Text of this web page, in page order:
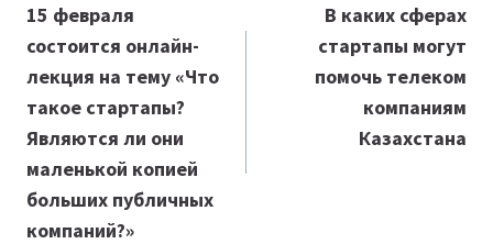
по
записям
15 февраля
состоится онлайн-
лекция на тему «Что
такое стартапы?
Являются ли они
маленькой копией
больших публичных
компаний?»
В каких сферах
стартапы могут
помочь телеком
компаниям
Казахстана